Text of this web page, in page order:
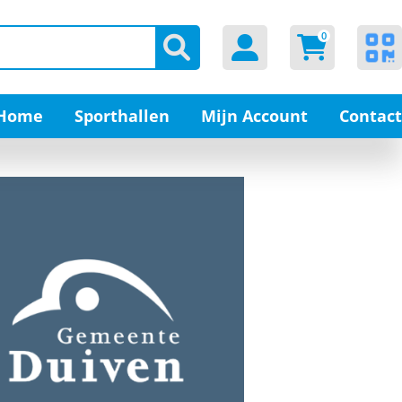
0
Sporthallen Mijn Account Contact